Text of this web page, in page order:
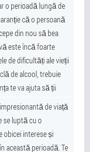
o perioadă lungă de
că o persoană
din nou să bea
este încă foarte
de dificultăți ale vieții
de alcool, trebuie
te va ajuta să ții
de viață
se luptă cu o
obicei interese și
această perioadă. Te